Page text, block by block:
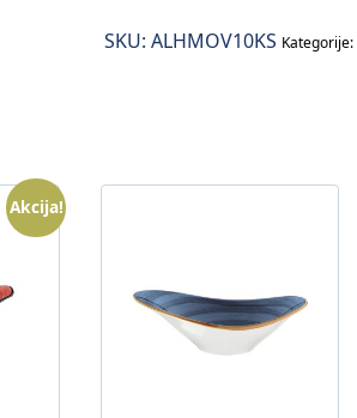
količina
SKU: ALHMOV10KS Kategorije:
Akcija!